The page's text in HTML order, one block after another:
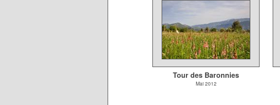
Tour des Baronnies
Mai 2012